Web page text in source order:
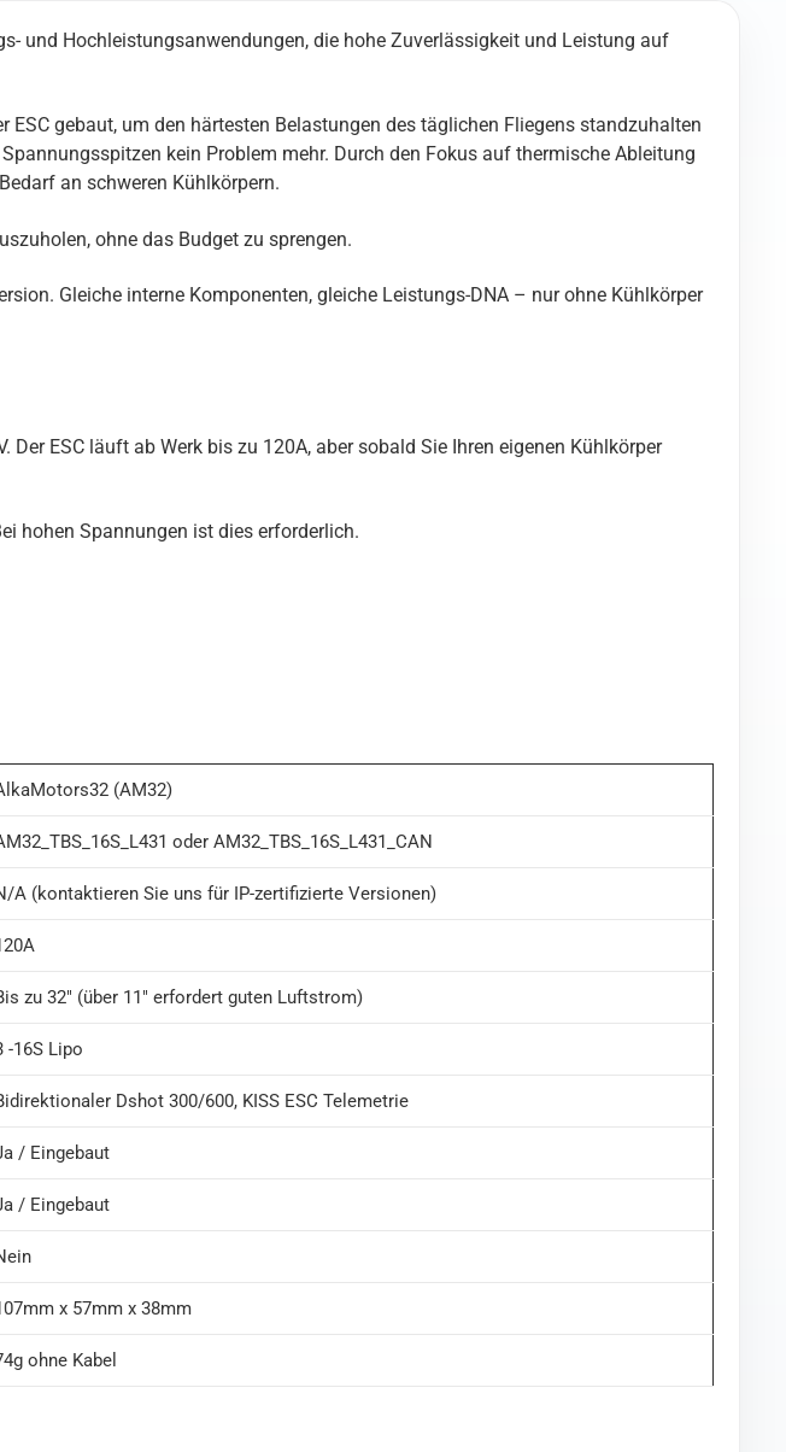
und Hochleistungsanwendungen, die hohe Zuverlässigkeit und Leistung auf
gebaut, um den härtesten Belastungen des täglichen Fliegens standzuhalten
kein Problem mehr. Durch den Fokus auf thermische Ableitung
an schweren Kühlkörpern.
ohne das Budget zu sprengen.
Gleiche interne Komponenten, gleiche Leistungs-DNA – nur ohne Kühlkörper
ESC läuft ab Werk bis zu 120A, aber sobald Sie Ihren eigenen Kühlkörper
hohen Spannungen ist dies erforderlich.
(AM32)
oder AM32_TBS_16S_L431_CAN
A (kontaktieren Sie uns für IP-zertifizierte Versionen)
zu 32″ (über 11″ erfordert guten Luftstrom)
-16S Lipo
Dshot 300/600, KISS ESC Telemetrie
/ Eingebaut
/ Eingebaut
x 57mm x 38mm
ohne Kabel